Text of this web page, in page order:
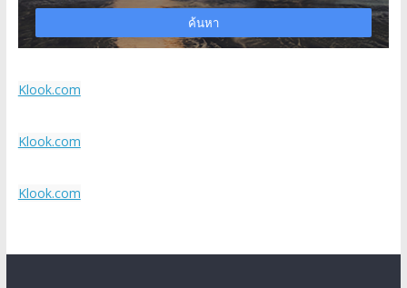
Klook.com
Klook.com
Klook.com